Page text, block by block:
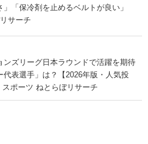
「保冷剤を止めるベルトが良い」
サーチ
ンズリーグ日本ラウンドで活躍を期待
代表選手」は？【2026年版・人気投
ポーツ ねとらぼリサーチ